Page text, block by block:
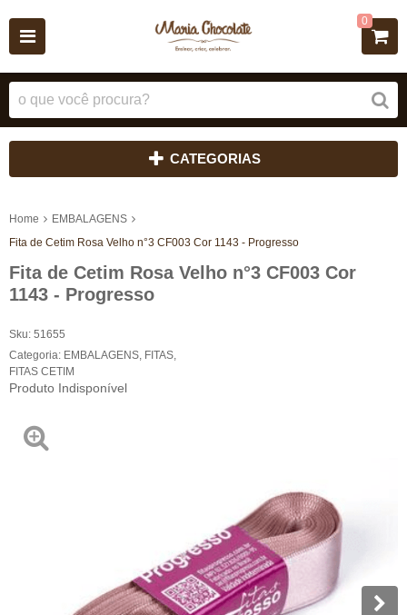
0
CATEGORIAS
Home
EMBALAGENS
Fita de Cetim Rosa Velho n°3 CF003 Cor 1143 - Progresso
Fita de Cetim Rosa Velho n°3 CF003 Cor
1143 - Progresso
Sku: 51655
Categoria: EMBALAGENS FITAS
FITAS CETIM
Produto Indisponível